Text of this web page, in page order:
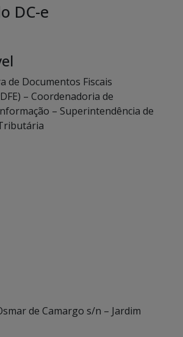
DC-e
de Documentos Fiscais
– Coordenadoria de
– Superintendência de
de Camargo s/n – Jardim